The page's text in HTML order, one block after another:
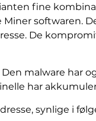
fine
softwaren.
De
malware har
har
synlige i